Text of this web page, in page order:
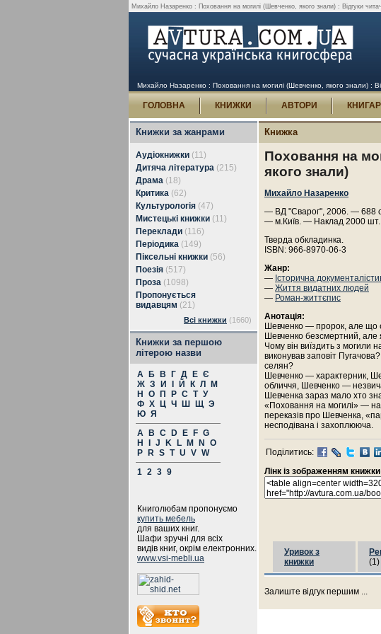
Михайло Назаренко : Поховання на могилі (Шевченко, якого знали) : Відгуки
Михайло Назаренко : Поховання на могилі (Шевченко, якого знали) :
ГОЛОВНА КНИЖКИ АВТОРИ
Книжки за жанрами
Аудіокнижки (11)
Дитяча література (215)
Драма (18)
Критика (62)
Культурологія (47)
Мистецькі книжки (11)
Переклади (116)
Періодика (149)
Піксельні книжки (56)
Поезія (517)
Проза (1098)
Пропонується
видавцям (21)
Всі книжки (1660)
Книжки за першою
літерою назви
А Б В Г Д Е Є
Ж З И Й К Л
М
Н
О П Р С Т У
Ф Х Ц Ч Ш Щ Э
Ю Я
A
B C D E F G
H
J K L M N
O
P
R S T U V W
1 2 3 9
Книголюбам пропонуємо
купить мебель
для ваших книг.
Шафи зручні для всіх
видів книг, окрім електронних.
www.vsi-mebli.ua
Книжка
Поховання на
якого знали)
Михайло Назаренко
— ВД "Сварог", 2006. — 688
— м.Київ. — Наклад 2000 шт.
Тверда обкладинка.
ISBN: 966-8970-06-3
Жанр:
— Історична
— Життя видатних людей
— Роман-життєпис
Анотація:
Шевченко — пророк, але що
Шевченко безсмертний, але
Чому він виїздить з могили
виконував заповіт
селян?
Шевченко — характерник,
обличчя, Шевченко —
Шевченка зараз мало хто
«Поховання на могилі» —
переказів про Шевченка,
несподівана і захоплююча.
Поділитись:
Лінк із зображенням
Уривок з
книжки
(1)
Залиште відгук першим ...